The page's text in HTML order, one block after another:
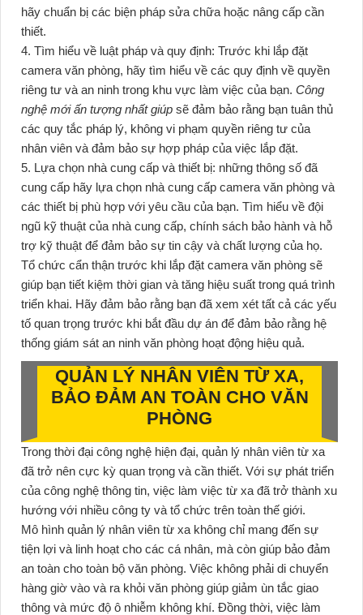
hãy chuẩn bị các biện pháp sửa chữa hoặc nâng cấp cần
thiết.
4. Tìm hiểu về luật pháp và quy định: Trước khi lắp đặt
camera văn phòng, hãy tìm hiểu về các quy định về quyền
riêng tư và an ninh trong khu vực làm việc của bạn. Công
nghệ mới ấn tượng nhất giúp sẽ đảm bảo rằng bạn tuân thủ
các quy tắc pháp lý, không vi phạm quyền riêng tư của
nhân viên và đảm bảo sự hợp pháp của việc lắp đặt.
5. Lựa chọn nhà cung cấp và thiết bị: những thông số đã
cung cấp hãy lựa chọn nhà cung cấp camera văn phòng và
các thiết bị phù hợp với yêu cầu của bạn. Tìm hiểu về đội
ngũ kỹ thuật của nhà cung cấp, chính sách bảo hành và hỗ
trợ kỹ thuật để đảm bảo sự tin cậy và chất lượng của họ.
Tổ chức cẩn thận trước khi lắp đặt camera văn phòng sẽ
giúp bạn tiết kiệm thời gian và tăng hiệu suất trong quá trình
triển khai. Hãy đảm bảo rằng bạn đã xem xét tất cả các yếu
tố quan trọng trước khi bắt đầu dự án để đảm bảo rằng hệ
thống giám sát an ninh văn phòng hoạt động hiệu quả.
QUẢN LÝ NHÂN VIÊN TỪ XA,
BẢO ĐẢM AN TOÀN CHO VĂN
PHÒNG
Trong thời đại công nghệ hiện đại, quản lý nhân viên từ xa
đã trở nên cực kỳ quan trọng và cần thiết. Với sự phát triển
của công nghệ thông tin, việc làm việc từ xa đã trở thành xu
hướng với nhiều công ty và tổ chức trên toàn thế giới.
Mô hình quản lý nhân viên từ xa không chỉ mang đến sự
tiện lợi và linh hoạt cho các cá nhân, mà còn giúp bảo đảm
an toàn cho toàn bộ văn phòng. Việc không phải di chuyển
hàng giờ vào và ra khỏi văn phòng giúp giảm ùn tắc giao
thông và mức độ ô nhiễm không khí. Đồng thời, việc làm